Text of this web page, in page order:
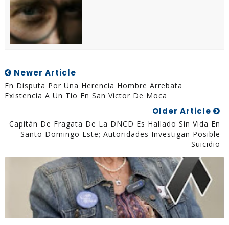
Newer Article
En Disputa Por Una Herencia Hombre Arrebata
Existencia A Un Tío En San Victor De Moca
Older Article
Capitán De Fragata De La DNCD Es Hallado Sin Vida En
Santo Domingo Este; Autoridades Investigan Posible
Suicidio